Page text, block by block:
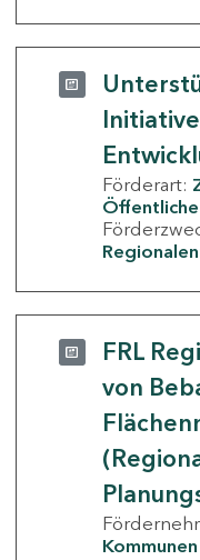
Förderart:
FRL
von
Kommunen